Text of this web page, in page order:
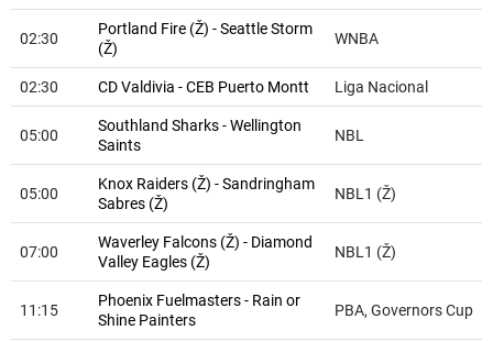
02:30
Portland Fire (Ž) - Seattle Storm
(Ž)
WNBA
02:30 CD Valdivia - CEB Puerto Montt Liga Nacional
05:00
Southland Sharks - Wellington
Saints
NBL
05:00
Knox Raiders (Ž) - Sandringham
Sabres (Ž)
NBL1 (Ž)
07:00
Waverley Falcons (Ž) - Diamond
Valley Eagles (Ž)
NBL1 (Ž)
11:15
Phoenix Fuelmasters - Rain or
Shine Painters
PBA, Governors Cup